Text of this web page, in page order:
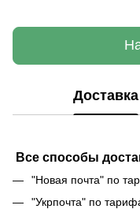
Доставка
Все способы
"Новая почта" по
"Укрпочта" по